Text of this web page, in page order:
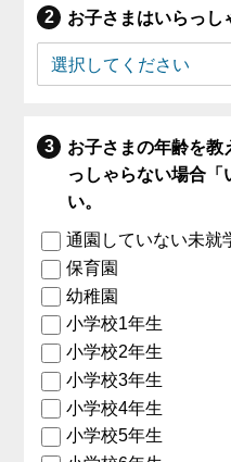
お子さまはいらっし
お子さまの年齢を教
っしゃらない場合「
い。
通園していない未就
保育園
幼稚園
小学校1年生
小学校2年生
小学校3年生
小学校4年生
小学校5年生